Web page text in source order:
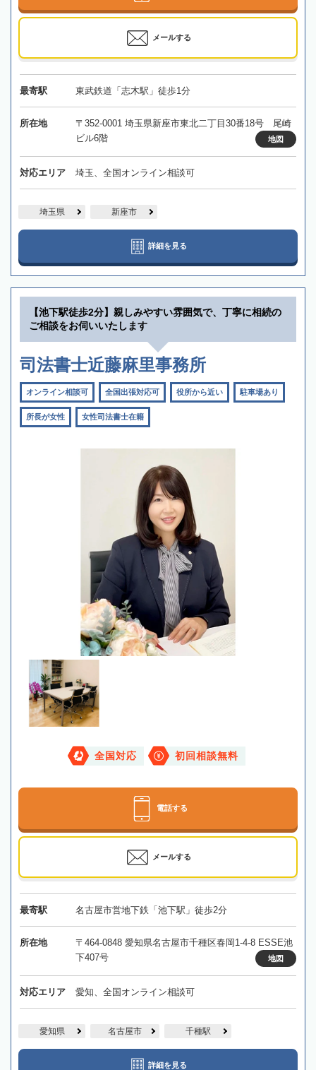
メールする
最寄駅 東武鉄道「志木駅」徒歩1分
所在地
〒352-0001 埼玉県新座市東北二丁目30番18号 尾崎
ビル6階
地図
対応エリア 埼玉、全国オンライン相談可
埼玉県 新座市
詳細を見る
【池下駅徒歩2分】親しみやすい雰囲気で、丁寧に相続の
ご相談をお伺いいたします
司法書士近藤麻里事務所
オンライン相談可 全国出張対応可 役所から近い 駐車場あり
所長が女性 女性司法書士在籍
全国対応 初回相談無料
電話する
メールする
最寄駅 名古屋市営地下鉄「池下駅」徒歩2分
所在地
〒464-0848 愛知県名古屋市千種区春岡1-4-8 ESSE池
下407号
地図
対応エリア 愛知、全国オンライン相談可
愛知県 名古屋市 千種駅
詳細を見る